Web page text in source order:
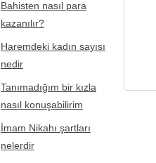
Bahisten nasıl para
kazanılır?
Haremdeki kadın sayısı
nedir
Tanımadığım bir kızla
nasıl konuşabilirim
İmam Nikahı şartları
nelerdir